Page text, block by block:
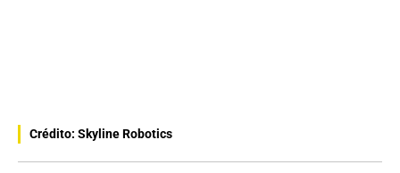
Crédito: Skyline Robotics